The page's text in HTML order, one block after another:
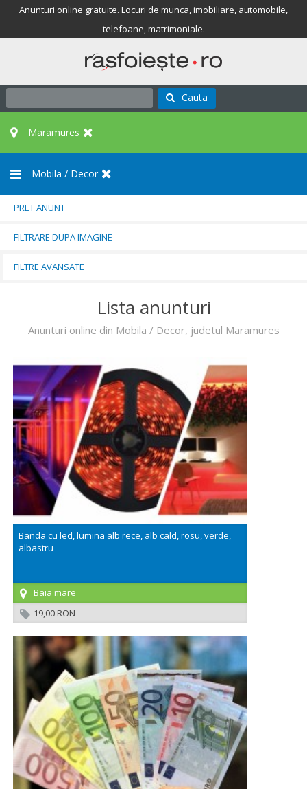
Anunturi online gratuite. Locuri de munca, imobiliare, automobile,
telefoane, matrimoniale.
Cauta
Maramures
Mobila / Decor
PRET ANUNT
FILTRARE DUPA IMAGINE
FILTRE AVANSATE
Lista anunturi
Anunturi online din Mobila / Decor, judetul Maramures
Banda cu led, lumina alb rece, alb cald, rosu, verde,
albastru
Baia mare
19,00 RON